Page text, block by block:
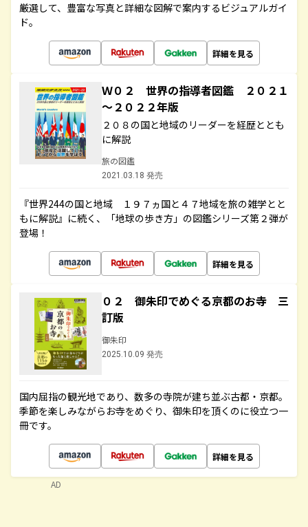
厳選して、豊富な写真と詳細な図解で案内するビジュアルガイ
ド。
詳細を見る
Ｗ０２ 世界の指導者図鑑 ２０２１
～２０２２年版
２０８の国と地域のリーダーを経歴ととも
に解説
旅の図鑑
2021.03.18 発売
『世界244の国と地域 １９７ヵ国と４７地域を旅の雑学とと
もに解説』に続く、「地球の歩き方」の図鑑シリーズ第２弾が
登場！
詳細を見る
０２ 御朱印でめぐる京都のお寺 三
訂版
御朱印
2025.10.09 発売
国内屈指の観光地であり、数多の寺院が建ち並ぶ古都・京都。
季節を楽しみながらお寺をめぐり、御朱印を頂くのに役立つ一
冊です。
詳細を見る
AD